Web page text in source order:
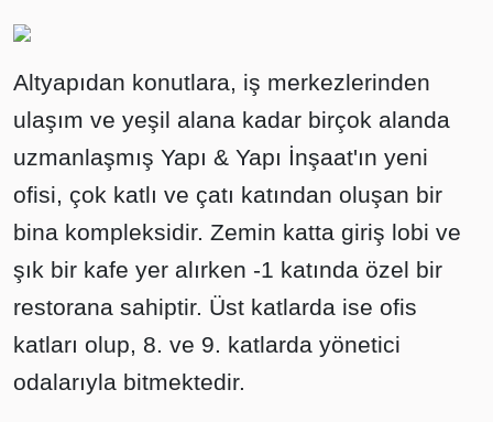
Altyapıdan konutlara, iş merkezlerinden
ulaşım ve yeşil alana kadar birçok alanda
uzmanlaşmış Yapı & Yapı İnşaat'ın yeni
ofisi, çok katlı ve çatı katından oluşan bir
bina kompleksidir. Zemin katta giriş lobi ve
şık bir kafe yer alırken -1 katında özel bir
restorana sahiptir. Üst katlarda ise ofis
katları olup, 8. ve 9. katlarda yönetici
odalarıyla bitmektedir.